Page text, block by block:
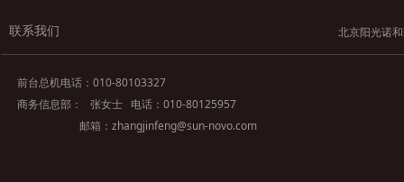
联系我们
前台总机电话：010-80103327
商务信息部： 张女士 电话：010-80125957
邮箱：zhangjinfeng@sun-novo.com
北京阳光诺和